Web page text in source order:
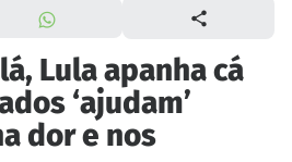
Lula apanha cá
‘ajudam’
dor e nos